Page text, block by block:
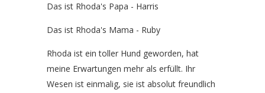
Das ist Rhoda's Papa - Harris
Das ist Rhoda's Mama - Ruby
Rhoda ist ein toller Hund geworden, hat
meine Erwartungen mehr als erfüllt. Ihr
Wesen ist einmalig, sie ist absolut freundlich